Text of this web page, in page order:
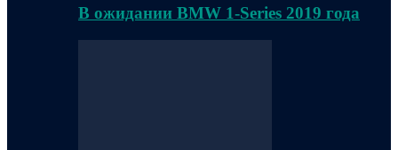
В ожидании BMW 1-Series 2019 года